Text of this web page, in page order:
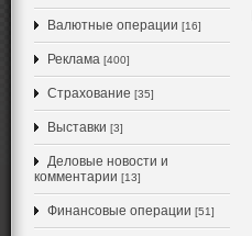
Валютные операции [16]
Реклама [400]
Страхование [35]
Выставки [3]
Деловые новости и
комментарии [13]
Финансовые операции [51]